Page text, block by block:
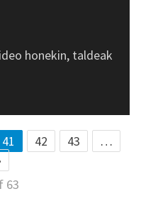
honekin, taldeak
41 42 43
…
63